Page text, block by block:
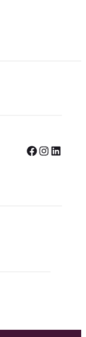
Facebook InstagramLinkedIn